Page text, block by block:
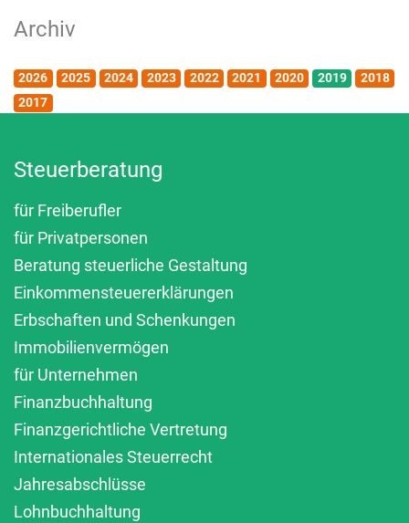
Archiv
2026 2025 2024 2023 2022 2021 2020 2019
2018
2017
Steuerberatung
für Freiberufler
für Privatpersonen
Beratung steuerliche Gestaltung
Einkommensteuererklärungen
Erbschaften und Schenkungen
Immobilienvermögen
für Unternehmen
Finanzbuchhaltung
Finanzgerichtliche Vertretung
Internationales Steuerrecht
Jahresabschlüsse
Lohnbuchhaltung